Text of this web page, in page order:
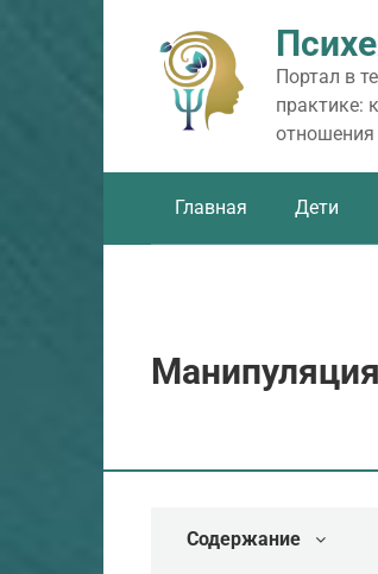
Портал в
практике:
отношения
Главная Дети
Содержание